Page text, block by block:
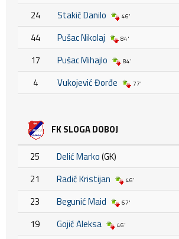
24 Stakić Danilo 46'
44 Pušac Nikolaj 84'
17 Pušac Mihajlo 84'
4 Vukojević Đorđe 77'
FK SLOGA DOBOJ
25 Delić Marko(GK)
21
Radić Kristijan 46'
23 Begunić Maid 67'
19 Gojić Aleksa 46'